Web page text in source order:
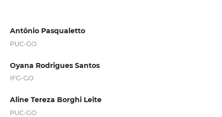
Antônio Pasqualetto
PUC-GO
Oyana Rodrigues Santos
IFG-GO
Aline Tereza Borghi Leite
PUC-GO